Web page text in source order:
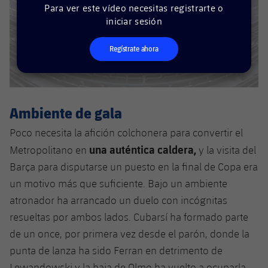
Servicios Médicos
Acreditaciones
Instalaciones
Fotos
Palmarés
Fotos
Resultados
Clasificaciones
Jugadors
Palmarés
Historia
Resultados
Jugadores
Clasificaciones
plusicon
más
Cadete
Infantil
Alevín
PLUSICON
MÁS
Calendario
Entradas
Resultados
Clasificaciones
Barça Atlètic
plusicon
más
Calendario
Resultados
Jugadores
plusicon
más
Actualidad
Barça C
Junior
Campus Verano
PLUSICON
MÁS
Información general
Para ver este vídeo necesitas registrarte o
iniciar sesión
Regístrate ahora
Ambiente de gala
Poco necesita la afición colchonera para convertir el
Metropolitano en una auténtica caldera, y la visita del
Barça para disputarse un puesto en la final de Copa era
un motivo más que suficiente. Bajo un ambiente
atronador ha arrancado un duelo con incógnitas
resueltas por ambos lados. Cubarsí ha formado parte
de un once, por primera vez desde el parón, donde la
punta de lanza ha sido Ferran en detrimento de